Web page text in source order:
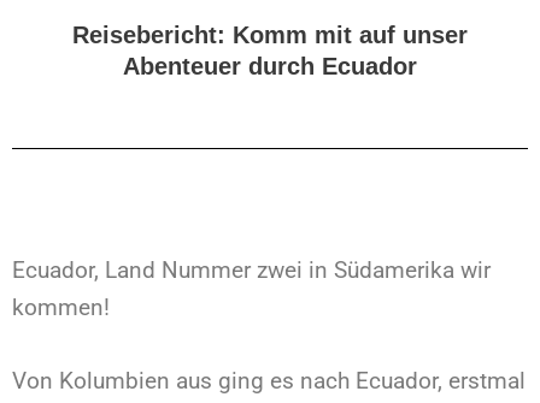
Reisebericht: Komm mit auf unser
Abenteuer durch Ecuador
Ecuador, Land Nummer zwei in Südamerika wir
kommen!
Von Kolumbien aus ging es nach Ecuador, erstmal